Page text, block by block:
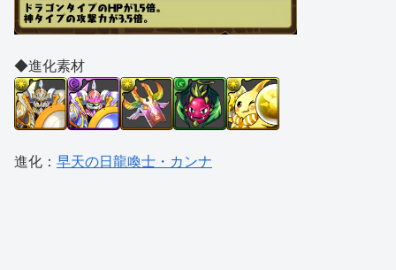
◆進化素材
進化： 早天の日龍喚士・カンナ